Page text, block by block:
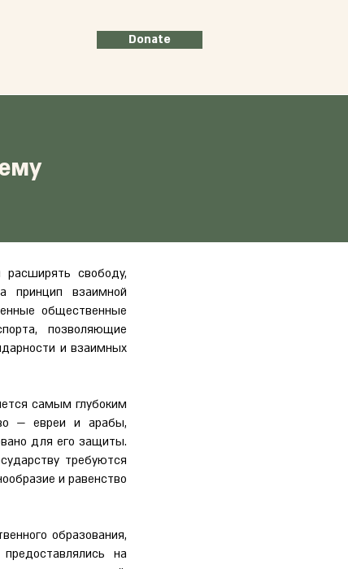
Donate
расширять свободу,
принцип взаимной
общественные
позволяющие
и взаимных
самым глубоким
— евреи и арабы,
для его защиты.
требуются
и равенство
образования,
на